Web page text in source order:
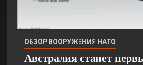
ОБЗОР ВООРУЖЕНИЯ НАТО
Австралия станет